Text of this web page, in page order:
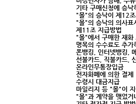
기타 구매신청에 승
"몰"의 승낙이 제12
"몰"의 승낙의 의사표
제11조 지급방법
"몰"에서 구매한 재화
명목의 수수료도 추가
폰뱅킹, 인터넷뱅킹,
선불카드, 직불카드,
온라인무통장입금
전자화폐에 의한 결제
수령시 대금지급
마일리지 등 "몰"이
"몰"과 계약을 맺었거